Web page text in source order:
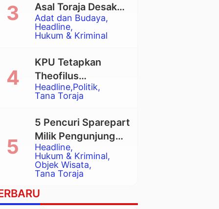
Adat dan Budaya
Headline
Hukum & Kriminal
Asal Toraja Desak
Mahkamah Agung
Larang Penggunaan
Eksekusi Rumah
Adat Tongkonan
Headline Politik
Tana Toraja
KPU Tetapkan
Theofilus
Allorerung dan
Zadrak Tombe
sebagai Bupati dan
Wakil Bupati Tana
Toraja Terpilih
Headline
Hukum & Kriminal
Objek Wisata
Tana Toraja
5 Pencuri Sparepart
Milik Pengunjung
Objek Wisata
Pango-Pango
Ditangkap Polisi